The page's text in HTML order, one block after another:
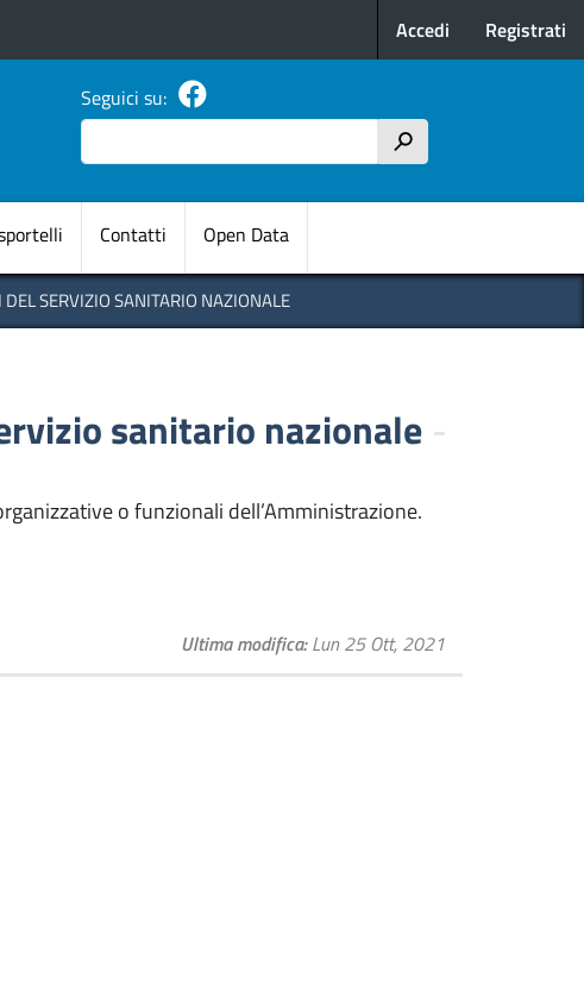
Menu profilo
Accedi Registrati
Seguici su:
Cerca
h
Contatti Open Data
SERVIZIO SANITARIO NAZIONALE
sanitario nazionale
o funzionali dell’Amministrazione.
Ultima modifica Lun 25 Ott, 2021